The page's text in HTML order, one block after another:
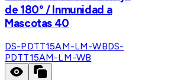
de 180° / Inmunidad a
Mascotas 40
DS-PDTT15AM-LM-WBDS-
PDTT15AM-LM-WB